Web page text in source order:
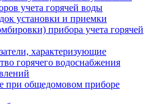
учета горячей воды
установки и приемки
прибора учета горячей
характеризующие
горячего водоснабжения
при общедомовом приборе